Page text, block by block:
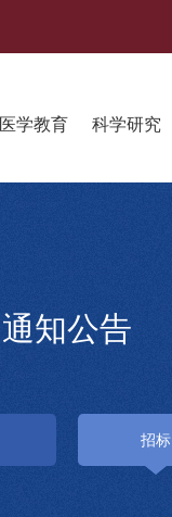
医学教育 科学研究
通知公告
招标